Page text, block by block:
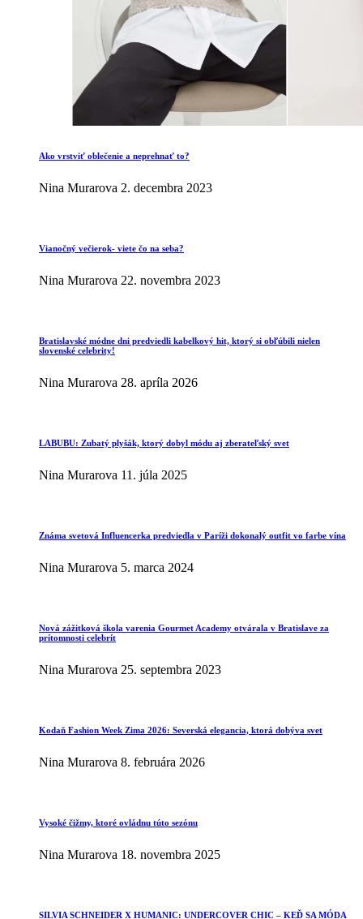
Ako vrstviť oblečenie a neprehnať to?
Nina Murarova 2. decembra 2023
Vianočný večierok- viete čo na seba?
Nina Murarova 22. novembra 2023
Bratislavské módne dni predviedli kabelkový hit, ktorý si obľúbili nielen
slovenské celebrity!
Nina Murarova 28. apríla 2026
LABUBU: Zubatý plyšák, ktorý dobyl módu aj zberateľský svet
Nina Murarova 11. júla 2025
Známa svetová Influencerka predviedla v Paríži dokonalý outfit vo farbe vína
Nina Murarova 5. marca 2024
Nová zážitková škola varenia Gourmet Academy otvárala v Bratislave za
prítomnosti celebrít
Nina Murarova 25. septembra 2023
Kodaň Fashion Week Zima 2026: Severská elegancia, ktorá dobýva svet
Nina Murarova 8. februára 2026
Vysoké čižmy, ktoré ovládnu túto sezónu
Nina Murarova 18. novembra 2025
SILVIA SCHNEIDER X HUMANIC: UNDERCOVER CHIC – KEĎ SA MÓDA